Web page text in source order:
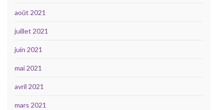
août 2021
juillet 2021
juin 2021
mai 2021
avril 2021
mars 2021